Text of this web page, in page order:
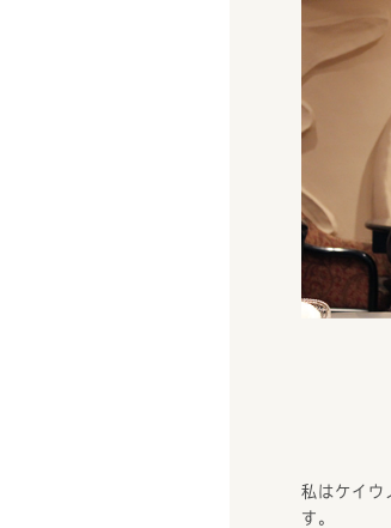
私はケイウ
す。